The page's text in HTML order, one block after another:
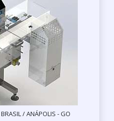
/ ANÁPOLIS - GO